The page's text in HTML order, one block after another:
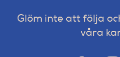
Glöm inte att följa
våra